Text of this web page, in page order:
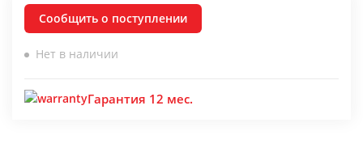
Сообщить о поступлении
Нет в наличии
Гарантия 12 мес.